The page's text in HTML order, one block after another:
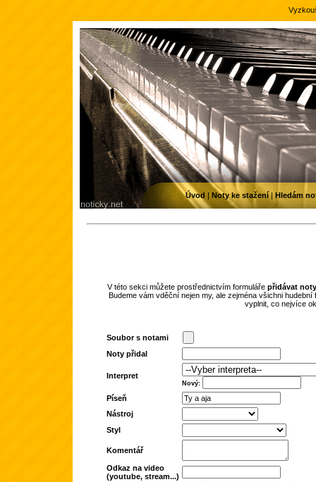
V této sekci můžete prostřednictvím formuláře přidávat noty
Budeme vám vděční nejen my, ale zejména všichni
vyplnit, co nejvíce
Soubor s notami
Noty přidal
Interpret
Nový:
Píseň
Nástroj
Styl
Komentář
Odkaz na video
(youtube, stream...)
Úvod | Noty ke stažení| Hledám